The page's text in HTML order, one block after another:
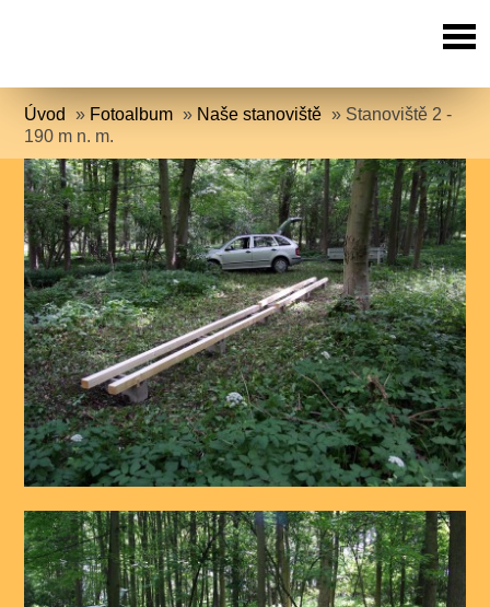
Úvod » Fotoalbum » Naše stanoviště » Stanoviště 2 -
190 m n. m.